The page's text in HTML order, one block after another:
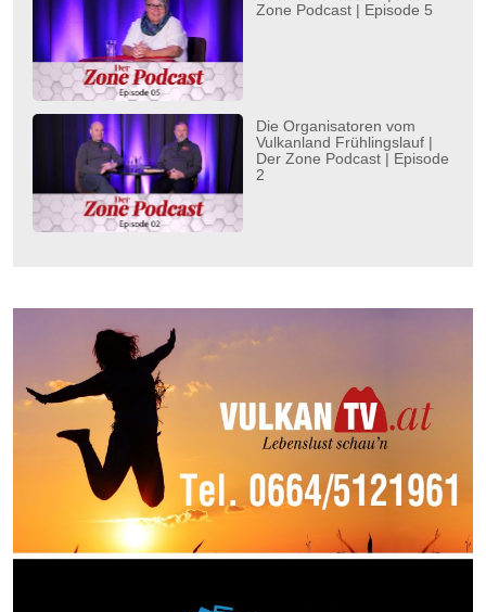
Zone Podcast | Episode 5
Die Organisatoren vom
Vulkanland Frühlingslauf |
Der Zone Podcast | Episode
2